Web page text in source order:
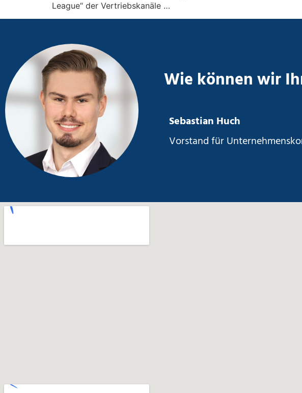
League“ der Vertriebskanäle …
Wie können wir
Sebastian Huch
Vorstand für